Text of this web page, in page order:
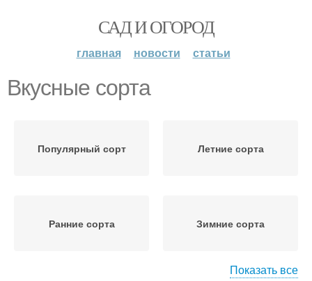
САД И ОГОРОД
главная новости статьи
Вкусные сорта
Популярный сорт Летние сорта
Ранние сорта Зимние сорта
Показать все